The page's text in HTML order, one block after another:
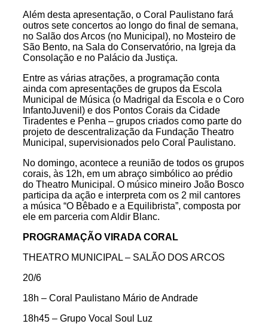
Além desta apresentação, o Coral Paulistano fará
outros sete concertos ao longo do final de semana,
no Salão dos Arcos (no Municipal), no Mosteiro de
São Bento, na Sala do Conservatório, na Igreja da
Consolação e no Palácio da Justiça.
Entre as várias atrações, a programação conta
ainda com apresentações de grupos da Escola
Municipal de Música (o Madrigal da Escola e o Coro
InfantoJuvenil) e dos Pontos Corais da Cidade
Tiradentes e Penha – grupos criados como parte do
projeto de descentralização da Fundação Theatro
Municipal, supervisionados pelo Coral Paulistano.
No domingo, acontece a reunião de todos os grupos
corais, às 12h, em um abraço simbólico ao prédio
do Theatro Municipal. O músico mineiro João Bosco
participa da ação e interpreta com os 2 mil cantores
a música “O Bêbado e a Equilibrista”, composta por
ele em parceria com Aldir Blanc.
PROGRAMAÇÃO VIRADA CORAL
THEATRO MUNICIPAL – SALÃO DOS ARCOS
20/6
18h – Coral Paulistano Mário de Andrade
18h45 – Grupo Vocal Soul Luz